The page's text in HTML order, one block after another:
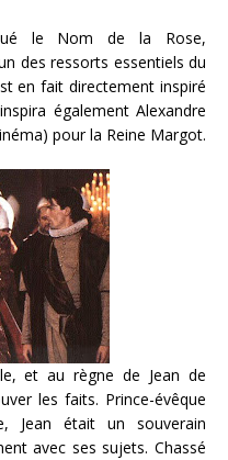
le Nom de la Rose,
des ressorts essentiels du
en fait directement inspiré
également Alexandre
pour la Reine Margot.
et au règne de Jean de
les faits. Prince-évêque
Jean était un souverain
avec ses sujets. Chassé